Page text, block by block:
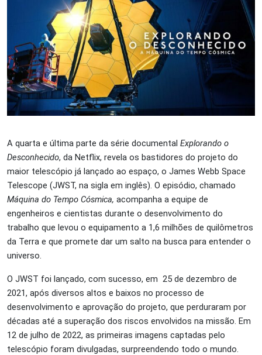
A quarta e última parte da série documental Explorando o
Desconhecido, da Netflix, revela os bastidores do projeto do
maior telescópio já lançado ao espaço, o James Webb Space
Telescope (JWST, na sigla em inglês). O episódio, chamado
Máquina do Tempo Cósmica, acompanha a equipe de
engenheiros e cientistas durante o desenvolvimento do
trabalho que levou o equipamento a 1,6 milhões de quilômetros
da Terra e que promete dar um salto na busca para entender o
universo.
O JWST foi lançado, com sucesso, em 25 de dezembro de
2021, após diversos altos e baixos no processo de
desenvolvimento e aprovação do projeto, que perduraram por
décadas até a superação dos riscos envolvidos na missão. Em
12 de julho de 2022, as primeiras imagens captadas pelo
telescópio foram divulgadas, surpreendendo todo o mundo.